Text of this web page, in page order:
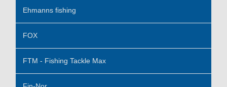
Ehmanns fishing
FOX
FTM - Fishing Tackle Max